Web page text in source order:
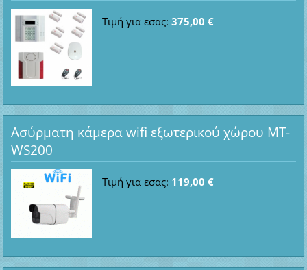
Τιμή για εσας: 375,00 €
Ασύρματη κάμερα wifi εξωτερικού χώρου MT-
WS200
Τιμή για εσας: 119,00 €